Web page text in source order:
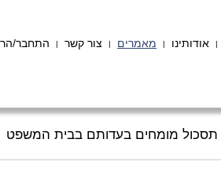
| אודותינו | מאמרים | צור קשר | התחבר/
תסכול מומחים בעדותם בבית המשפט